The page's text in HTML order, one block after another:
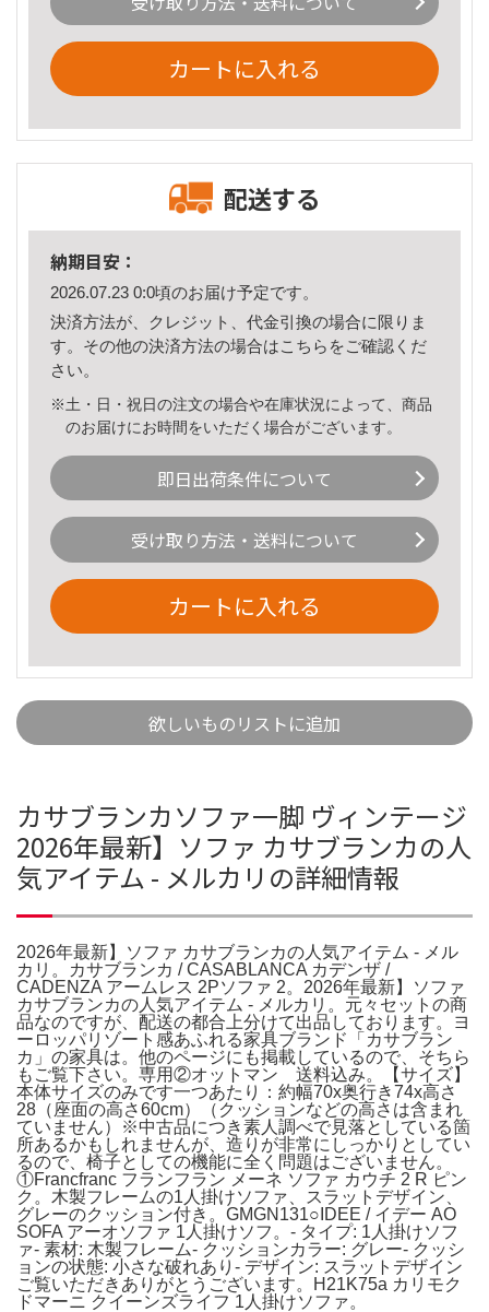
カートに入れる
配送する
納期目安：
2026.07.23 0:0頃のお届け予定です。
決済方法が、クレジット、代金引換の場合に限りま
す。その他の決済方法の場合はこちら をご確認くだ
さい。
※土・日・祝日の注文の場合や在庫状況によって、商品
のお届けにお時間をいただく場合がございます。
即日出荷条件について
受け取り方法・送料について
カートに入れる
欲しいものリストに追加
カサブランカソファ一脚 ヴィンテージ
2026年最新】ソファ カサブランカの人
気アイテム - メルカリの詳細情報
2026年最新】ソファ カサブランカの人気アイテム - メル
カリ。カサブランカ / CASABLANCA カデンザ /
CADENZA アームレス 2Pソファ 2。2026年最新】ソファ
カサブランカの人気アイテム - メルカリ。元々セットの商
品なのですが、配送の都合上分けて出品しております。ヨ
ーロッパリゾート感あふれる家具ブランド「カサブラン
カ」の家具は。他のページにも掲載しているので、そちら
もご覧下さい。専用②オットマン 送料込み。【サイズ】
本体サイズのみです一つあたり：約幅70x奥行き74x高さ
28（座面の高さ60cm）（クッションなどの高さは含まれ
ていません）※中古品につき素人調べで見落としている箇
所あるかもしれませんが、造りが非常にしっかりとしてい
るので、椅子としての機能に全く問題はございません。
①Francfranc フランフラン メーネ ソファ カウチ 2 R ピン
ク。木製フレームの1人掛けソファ、スラットデザイン、
グレーのクッション付き。GMGN131○IDEE / イデー AO
SOFA アーオソファ 1人掛けソフ。- タイプ: 1人掛けソフ
ァ- 素材: 木製フレーム- クッションカラー: グレー- クッシ
ョンの状態: 小さな破れあり- デザイン: スラットデザイン
ご覧いただきありがとうございます。H21K75a カリモク
ドマーニ クイーンズライフ 1人掛けソファ。